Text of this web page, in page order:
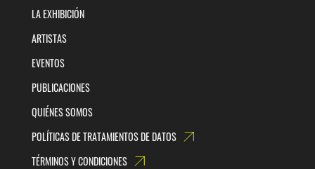
LA EXHIBICIÓN
ARTISTAS
EVENTOS
PUBLICACIONES
QUIÉNES SOMOS
POLÍTICAS DE TRATAMIENTOS DE DATOS
TÉRMINOS Y CONDICIONES